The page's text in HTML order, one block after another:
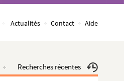
Actualités Contact Aide
Recherches récentes